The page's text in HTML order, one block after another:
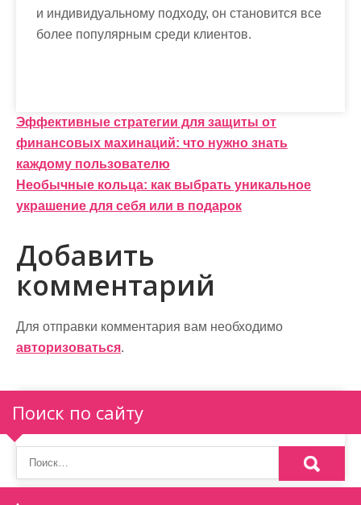
и индивидуальному подходу, он становится все
более популярным среди клиентов.
Н
а
в
и
г
а
ц
и
я
п
о
з
а
Эффективные стратегии для защиты от
финансовых махинаций: что нужно знать
каждому пользователю
Необычные кольца: как выбрать уникальное
украшение для себя или в подарок
Добавить
комментарий
Для отправки комментария вам необходимо
авторизоваться.
Поиск по сайту